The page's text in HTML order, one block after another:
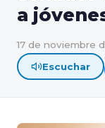
a
17 de noviembre
Escuchar